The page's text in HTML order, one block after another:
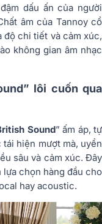
dấu ấn của người
âm của Tannoy cổ
độ chi tiết và cảm xúc,
không gian âm nhạc
lôi cuốn qua
Sound” ấm áp, tự
hiện mượt mà, uyển
sâu và cảm xúc. Đây
chọn hàng đầu cho
hay acoustic.